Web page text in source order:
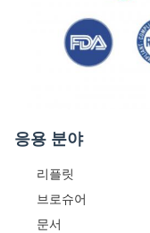
응용 분야
리플릿
브로슈어
문서